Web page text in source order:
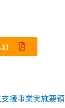
）
援事業実施要領